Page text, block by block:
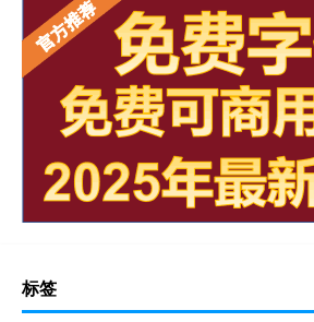
标签